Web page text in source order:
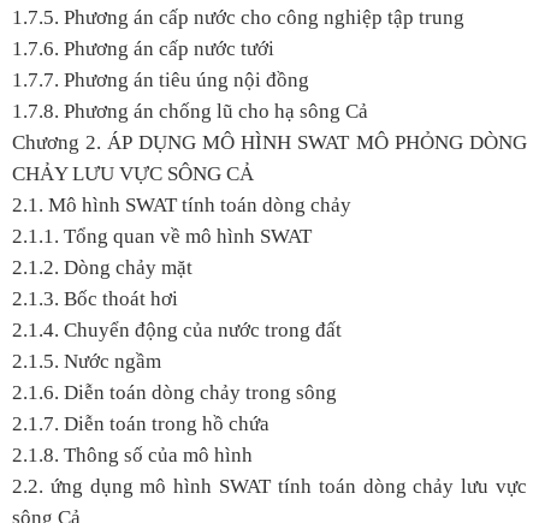
1.7.5. Phương án cấp nước cho công nghiệp tập trung
1.7.6. Phương án cấp nước tưới
1.7.7. Phương án tiêu úng nội đồng
1.7.8. Phương án chống lũ cho hạ sông Cả
Chương 2.ÁP DỤNG MÔ HÌNH SWAT MÔ PHỎNG DÒNG
CHẢY LƯU VỰC SÔNG CẢ
2.1. Mô hình SWAT tính toán dòng chảy
2.1.1. Tổng quan về mô hình SWAT
2.1.2. Dòng chảy mặt
2.1.3. Bốc thoát hơi
2.1.4. Chuyển động của nước trong đất
2.1.5. Nước ngầm
2.1.6. Diễn toán dòng chảy trong sông
2.1.7. Diễn toán trong hồ chứa
2.1.8. Thông số của mô hình
2.2. ứng dụng mô hình SWAT tính toán dòng chảy lưu vực
sông Cả